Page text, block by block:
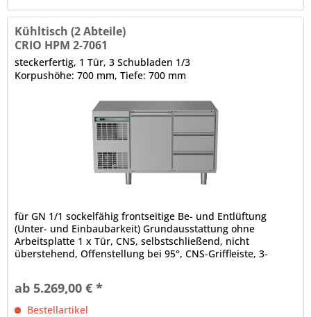
Kühltisch (2 Abteile)
CRIO HPM 2-7061
steckerfertig, 1 Tür, 3 Schubladen 1/3
Korpushöhe: 700 mm, Tiefe: 700 mm
für GN 1/1 sockelfähig frontseitige Be- und Entlüftung
(Unter- und Einbaubarkeit) Grundausstattung ohne
Arbeitsplatte 1 x Tür, CNS, selbstschließend, nicht
überstehend, Offenstellung bei 95°, CNS-Griffleiste, 3-
abgerundete Ecken, Luftleitbleche (innen, unter der
Decke)...
ab 5.269,00 € *
Bestellartikel